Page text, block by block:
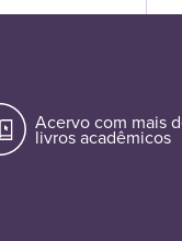
Acervo com mais
livros acadêmicos